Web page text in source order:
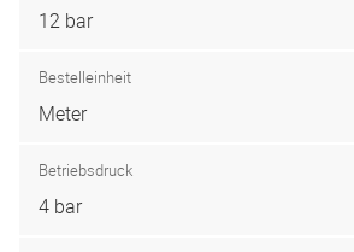
12 bar
Bestelleinheit
Meter
Betriebsdruck
4 bar